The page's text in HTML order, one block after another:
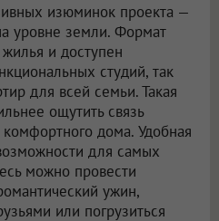
изюминок проекта —
уровне земли. Формат
и доступен
студий, так
для всей семьи. Такая
ощутить связь
дома. Удобная
для самых
можно провести
ужин,
или погрузиться